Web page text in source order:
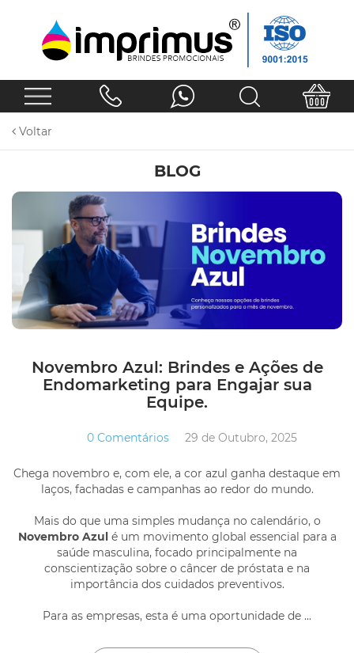
Voltar
BLOG
Novembro Azul: Brindes e Ações de
Endomarketing para Engajar sua
Equipe.
0 Comentários 29 de Outubro, 2025
Chega novembro e, com ele, a cor azul ganha destaque em
laços, fachadas e campanhas ao redor do mundo.
Mais do que uma simples mudança no calendário, o
Novembro Azulé um movimento global essencial para a
saúde masculina, focado principalmente na
conscientização sobre o câncer de próstata e na
importância dos cuidados preventivos.
Para as empresas, esta é uma oportunidade de ...